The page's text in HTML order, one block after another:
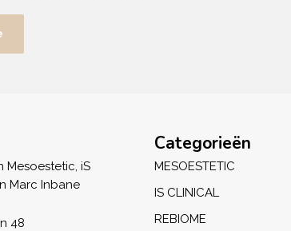
Mesoestetic, iS
Marc Inbane
48
Categorieën
MESOESTETIC
IS CLINICAL
REBIOME